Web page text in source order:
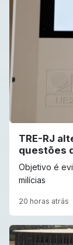
TRE-RJ
questões
Objetivo é
milícias
20 horas atrás